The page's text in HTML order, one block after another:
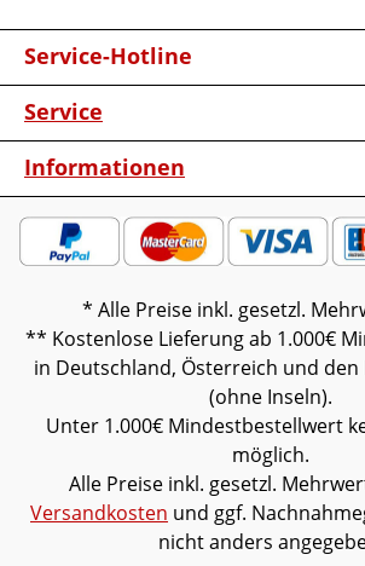
Service-Hotline
Service
Informationen
* Alle Preise inkl. gesetzl.
** Kostenlose Lieferung ab 1.000€
in Deutschland, Österreich und
(ohne Inseln).
Unter 1.000€ Mindestbestellwert
möglich.
Alle Preise inkl. gesetzl.
Versandkosten und ggf.
nicht anders